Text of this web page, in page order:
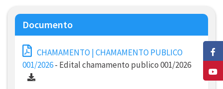
Documento
CHAMAMENTO | CHAMAMENTO PUBLICO
001/2026- Edital chamamento publico 001/2026